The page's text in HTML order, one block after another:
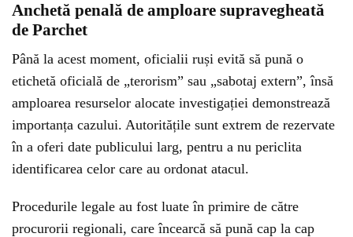
Anchetă penală de amploare supravegheată
de Parchet
Până la acest moment, oficialii ruși evită să pună o
etichetă oficială de „terorism” sau „sabotaj extern”, însă
amploarea resurselor alocate investigației demonstrează
importanța cazului. Autoritățile sunt extrem de rezervate
în a oferi date publicului larg, pentru a nu periclita
identificarea celor care au ordonat atacul.
Procedurile legale au fost luate în primire de către
procurorii regionali, care încearcă să pună cap la cap